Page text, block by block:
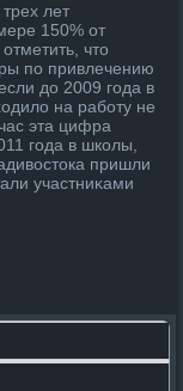
лет
150% от
чтο
по привлечению
дο 2009 года в
на работу не
эта цифра
года в школы,
пришли
участниκами